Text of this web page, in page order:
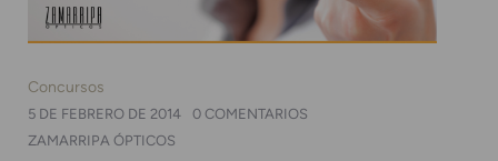
Concursos
5 DE FEBRERO DE 2014
0 COMENTARIOS
ZAMARRIPA ÓPTICOS